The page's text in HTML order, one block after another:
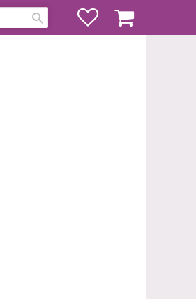
FavoriterKundvagn